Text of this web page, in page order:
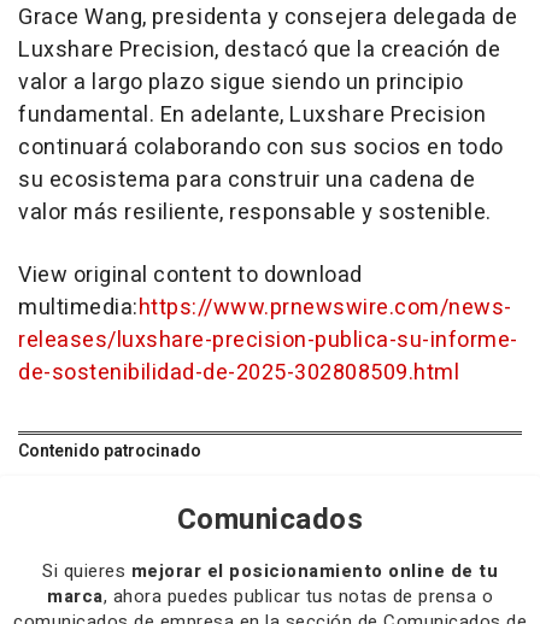
Grace Wang, presidenta y consejera delegada de
Luxshare Precision, destacó que la creación de
valor a largo plazo sigue siendo un principio
fundamental. En adelante, Luxshare Precision
continuará colaborando con sus socios en todo
su ecosistema para construir una cadena de
valor más resiliente, responsable y sostenible.
View original content to download
multimedia:https://www.prnewswire.com/news-
releases/luxshare-precision-publica-su-informe-
de-sostenibilidad-de-2025-302808509.html
Contenido patrocinado
Comunicados
Si quieres mejorar el posicionamiento online de tu
marca, ahora puedes publicar tus notas de prensa o